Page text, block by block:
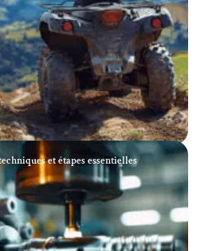
et étapes essentielles